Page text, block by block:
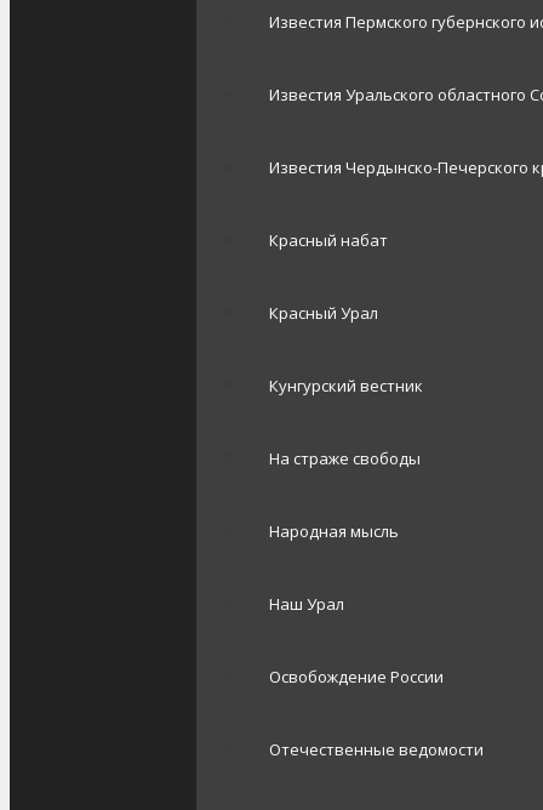
Известия Пермского губернского
Известия Уральского областного
Известия Чердынско-Печерского
Красный набат
Красный Урал
Кунгурский вестник
На страже свободы
Народная мысль
Наш Урал
Освобождение России
Отечественные ведомости